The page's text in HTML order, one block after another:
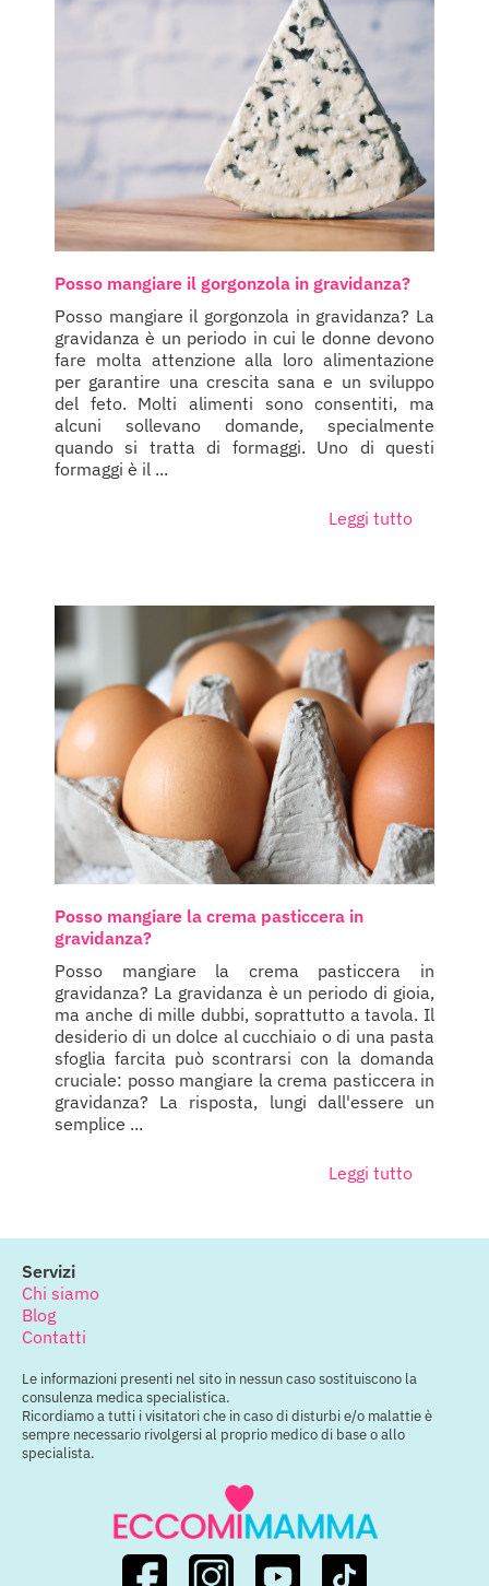
Posso mangiare il gorgonzola in gravidanza?
Posso mangiare il gorgonzola in gravidanza? La
gravidanza è un periodo in cui le donne devono
fare molta attenzione alla loro alimentazione
per garantire una crescita sana e un sviluppo
del feto. Molti alimenti sono consentiti, ma
alcuni sollevano domande, specialmente
quando si tratta di formaggi. Uno di questi
formaggi è il ...
Leggi tutto
Posso mangiare la crema pasticcera in
gravidanza?
Posso mangiare la crema pasticcera in
gravidanza? La gravidanza è un periodo di gioia,
ma anche di mille dubbi, soprattutto a tavola. Il
desiderio di un dolce al cucchiaio o di una pasta
sfoglia farcita può scontrarsi con la domanda
cruciale: posso mangiare la crema pasticcera in
gravidanza? La risposta, lungi dall'essere un
semplice ...
Leggi tutto
Servizi
Chi siamo
Blog
Contatti
Le informazioni presenti nel sito in nessun caso sostituiscono la
consulenza medica specialistica.
Ricordiamo a tutti i visitatori che in caso di disturbi e/o malattie è
sempre necessario rivolgersi al proprio medico di base o allo
specialista.